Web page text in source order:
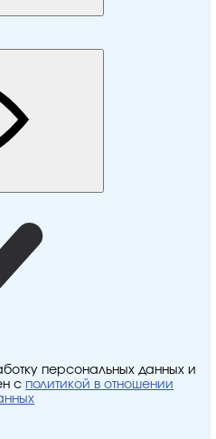
персональных данных и
с политикой в отношении